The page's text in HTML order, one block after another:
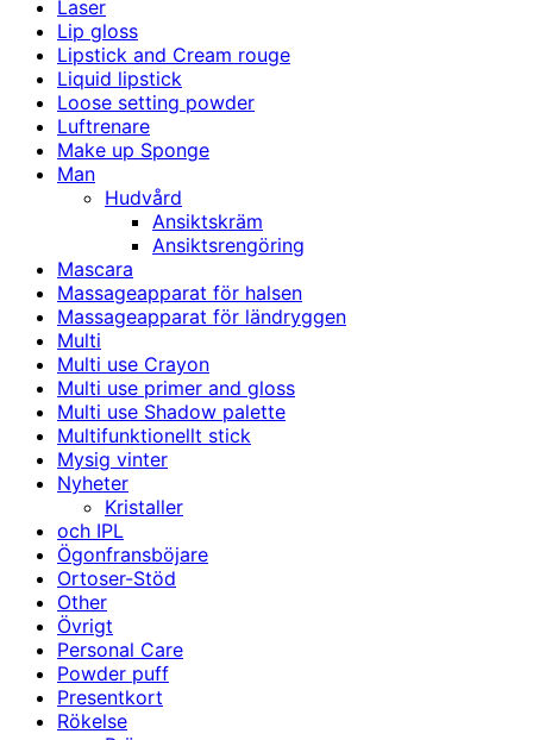
Laser
Lip gloss
Lipstick and Cream rouge
Liquid lipstick
Loose setting powder
Luftrenare
Make up Sponge
Man
Hudvård
Ansiktskräm
Ansiktsrengöring
Mascara
Massageapparat för halsen
Massageapparat för ländryggen
Multi
Multi use Crayon
Multi use primer and gloss
Multi use Shadow palette
Multifunktionellt stick
Mysig vinter
Nyheter
Kristaller
och IPL
Ögonfransböjare
Ortoser-Stöd
Other
Övrigt
Personal Care
Powder puff
Presentkort
Rökelse